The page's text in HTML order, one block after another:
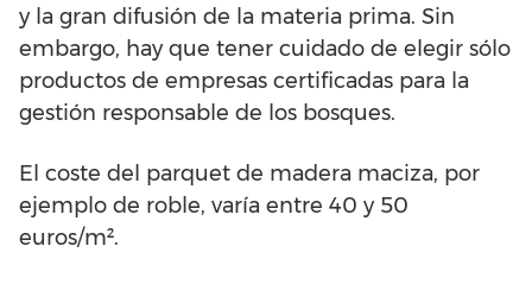
y la gran difusión de la materia prima. Sin
embargo, hay que tener cuidado de elegir sólo
productos de empresas certificadas para la
gestión responsable de los bosques.
El coste del parquet de madera maciza, por
ejemplo de roble, varía entre 40 y 50
euros/m².